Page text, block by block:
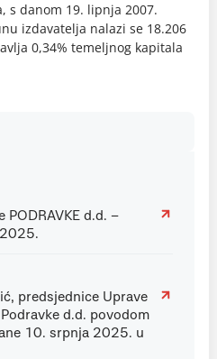
s danom 19. lipnja 2007.
izdavatelja nalazi se 18.206
0,34% temeljnog kapitala
PODRAVKE d.d. –
predsjednice Uprave
d.d. povodom
10. srpnja 2025. u